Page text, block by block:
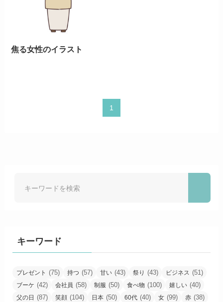
焦る女性のイラスト
1
キーワード
プレゼント (75) 持つ (57) 甘い (43) 祭り (43) ビジネス (51)
ブーケ (42) 会社員 (58) 制服 (50) 食べ物 (100) 嬉しい (40)
父の日 (87) 笑顔 (104) 日本 (50) 60代 (40) 女 (99) 赤 (38)